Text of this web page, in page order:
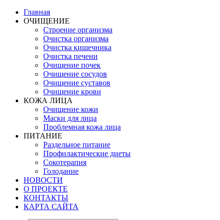
Главная
ОЧИЩЕНИЕ
Строение организма
Очистка организма
Очистка кишечника
Очистка печени
Очищение почек
Очищение сосудов
Очищение суставов
Очищение крови
КОЖА ЛИЦА
Очищение кожи
Маски для лица
Проблемная кожа лица
ПИТАНИЕ
Раздельное питание
Профилактические диеты
Сокотерапия
Голодание
НОВОСТИ
О ПРОЕКТЕ
КОНТАКТЫ
КАРТА САЙТА